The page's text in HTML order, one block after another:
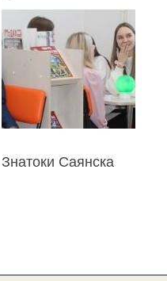
Знатоки Саянска